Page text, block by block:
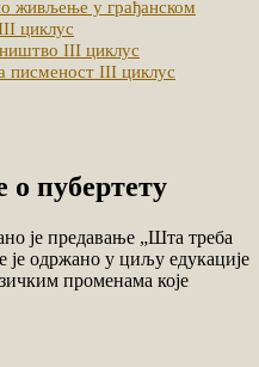
живљење у грађанском
циклус
III циклус
писменост III циклус
о пубертету
је предавање „Шта треба
је одржано у циљу едукације
променама које